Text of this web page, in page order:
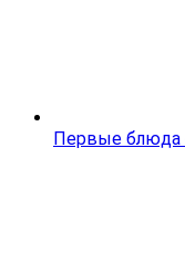
Первые блюда